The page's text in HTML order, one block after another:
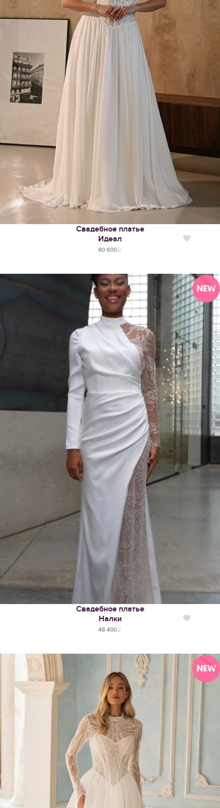
Свадебное платье
Идеал
80 600
Свадебное платье
Налки
48 400